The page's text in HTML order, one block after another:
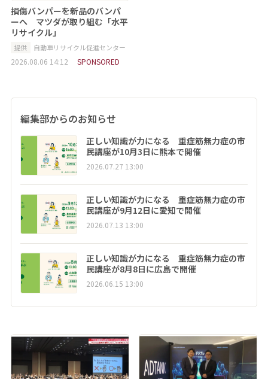
損傷バンパーを新品のバンパ
ーへ マツダが取り組む「水平
リサイクル」
提供 自動車リサイクル促進センター
2026.08.06 14:12 SPONSORED
編集部からのお知らせ
正しい知識が力になる 重症筋無力症の市
民講座が10月3日に熊本で開催
2026.07.27 13:00
正しい知識が力になる 重症筋無力症の市
民講座が9月12日に愛知で開催
2026.07.13 13:00
正しい知識が力になる 重症筋無力症の市
民講座が8月8日に広島で開催
2026.06.15 13:00